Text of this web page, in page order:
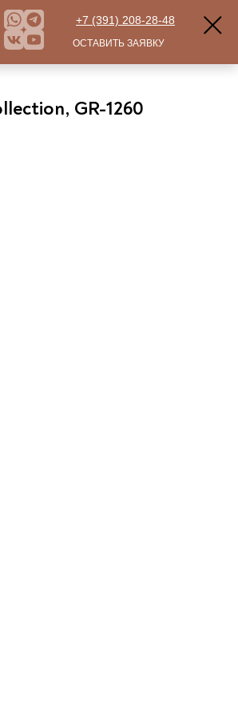
GR-1260
+7 (391) 208-28-48
ОСТАВИТЬ ЗАЯВКУ